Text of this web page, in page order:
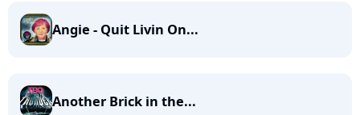
Angie - Quit Livin On...
Another Brick in the...